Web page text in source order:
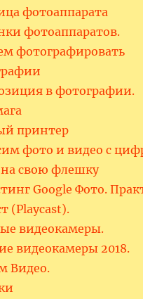
фотоаппарата
фотоаппаратов.
фотографировать
в фотографии.
принтер
фото и видео с
свою флешку
Google Фото.
(Playcast).
видеокамеры.
видеокамеры 2018.
Видео.